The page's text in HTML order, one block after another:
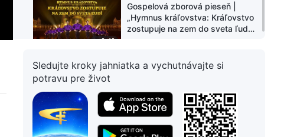
0:49
Gospelová zborová pieseň |
„Hymnus kráľovstva: Kráľovstvo
zostupuje na zem do sveta ľudí“
Sledujte kroky jahniatka a vychutnávajte si
potravu pre život